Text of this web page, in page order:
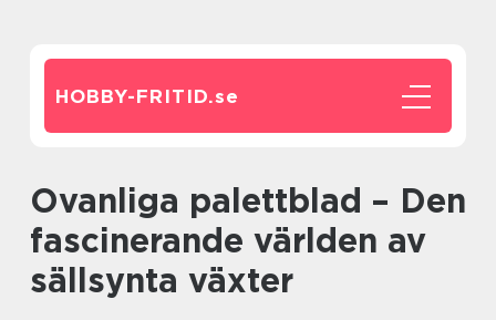
HOBBY-FRITID.se
Ovanliga palettblad – Den
fascinerande världen av
sällsynta växter